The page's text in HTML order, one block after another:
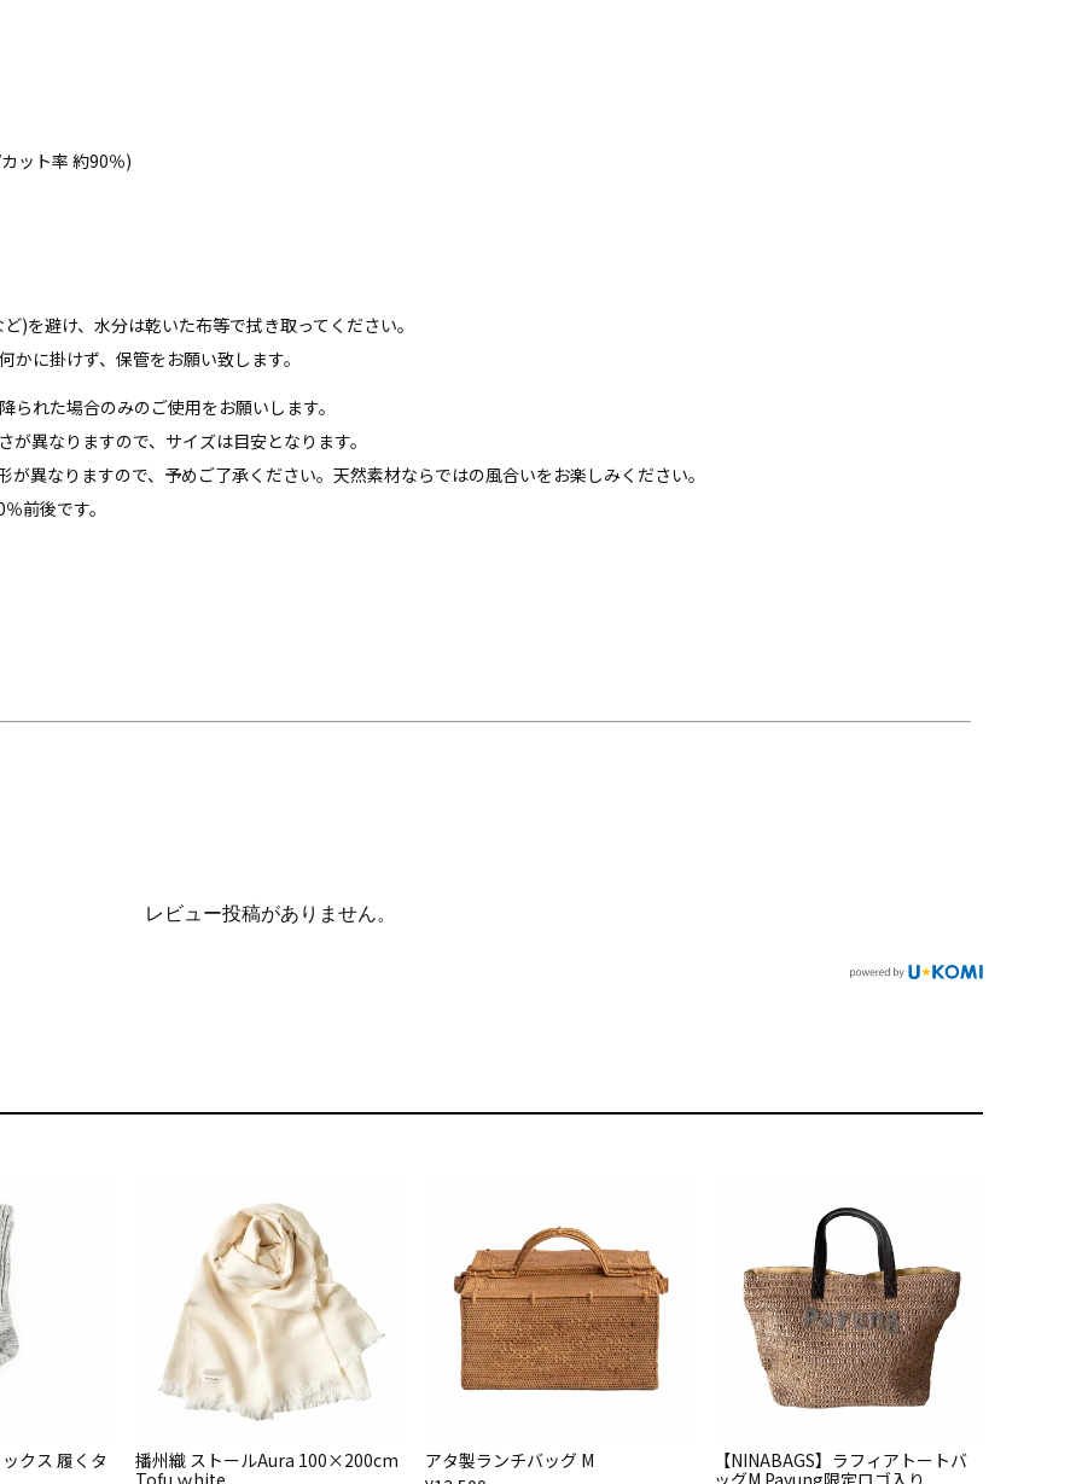
ット率 約90％)
)を避け、水分は乾いた布等で拭き取ってください。
かに掛けず、保管をお願い致します。
れた場合のみのご使用をお願いします。
異なりますので、サイズは目安となります。
異なりますので、予めご了承ください。天然素材ならではの風合いをお楽しみください。
前後です。
レビュー投稿がありません。
クス 履くタ
播州織 ストールAura 100×200cm
Tofu ｗhite
アタ製ランチバッグ M
【NINABAGS】ラフィアトートバ
ッグM Payung限定ロゴ入り